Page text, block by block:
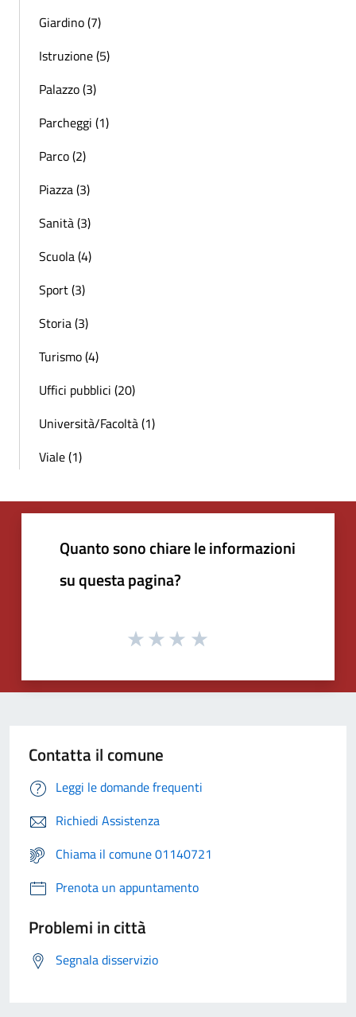
Giardino (7)
Istruzione (5)
Palazzo (3)
Parcheggi (1)
Parco (2)
Piazza (3)
Sanità (3)
Scuola (4)
Sport (3)
Storia (3)
Turismo (4)
Uffici pubblici (20)
Università/Facoltà (1)
Viale (1)
Quanto sono chiare le informazioni
su questa pagina?
Contatta il comune
Leggi le domande frequenti
Richiedi Assistenza
Chiama il comune 01140721
Prenota un appuntamento
Problemi in città
Segnala disservizio